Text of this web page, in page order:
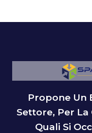
Propone Un
Settore, Per La
Quali Si